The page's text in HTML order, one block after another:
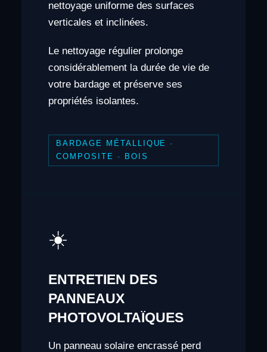
nettoyage uniforme des surfaces
verticales et inclinées.
Le nettoyage régulier prolonge
considérablement la durée de vie de
votre bardage et préserve ses
propriétés isolantes.
BARDAGE MÉTALLIQUE ·
COMPOSITE · BOIS
☀️
ENTRETIEN DES
PANNEAUX
PHOTOVOLTAÏQUES
Un panneau solaire encrassé perd